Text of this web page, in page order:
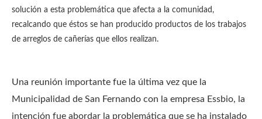
solución a esta problemática que afecta a la comunidad,
recalcando que éstos se han producido productos de los trabajos
de arreglos de cañerías que ellos realizan.
Una reunión importante fue la última vez que la
Municipalidad de San Fernando con la empresa Essbio, la
intención fue abordar la problemática que se ha instalado